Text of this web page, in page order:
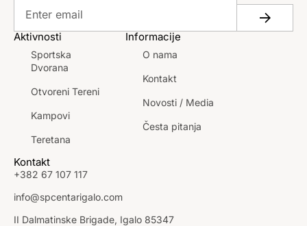
Aktivnosti
Sportska
Dvorana
Otvoreni Tereni
Kampovi
Teretana
Informacije
O nama
Kontakt
Novosti / Media
Česta pitanja
Kontakt
+382 67 107 117
info@spcentarigalo.com
II Dalmatinske Brigade, Igalo 85347